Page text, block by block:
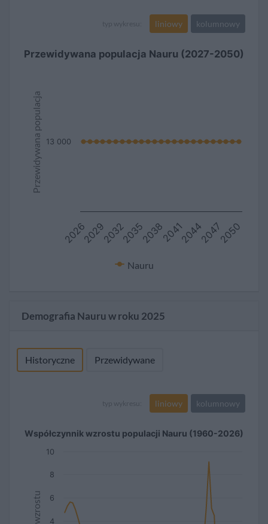
typ wykresu: liniowy kolumnowy
Przewidywana populacja
Przewidywana populacja Nauru (2027-2050)
Nauru
2026 2032 2038 2044 2050
2029 2035 2041 2047
13 000
Demografia Nauru w roku 2025
Historyczne Przewidywane
typ wykresu: liniowy kolumnowy
Współczynnik wzrostu populacji Nauru (1960-2026)
4
6
8
10